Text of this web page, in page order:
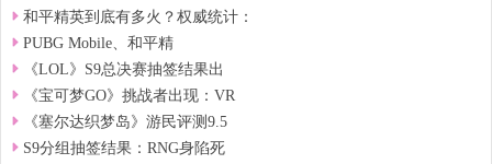
和平精英到底有多火？权威统计：
PUBG Mobile、和平精
《LOL》S9总决赛抽签结果出
《宝可梦GO》挑战者出现：VR
《塞尔达织梦岛》游民评测9.5
S9分组抽签结果：RNG身陷死